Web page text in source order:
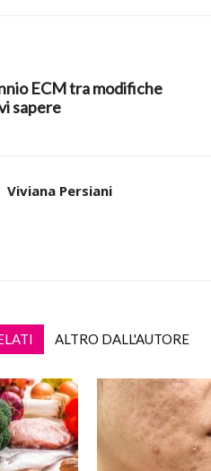
ECM tra modifiche
sapere
Viviana Persiani
ALTRO DALL'AUTORE